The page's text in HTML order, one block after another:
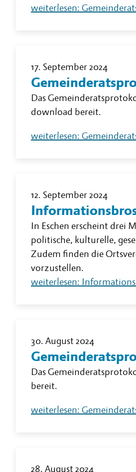
weiterlesen:
17. September 2024
Das
download bereit.
weiterlesen:
12. September 2024
In Eschen erscheint drei
politische, kulturelle,
Zudem finden die
vorzustellen.
weiterlesen:
30. August 2024
Das
bereit.
weiterlesen:
28. August 2024